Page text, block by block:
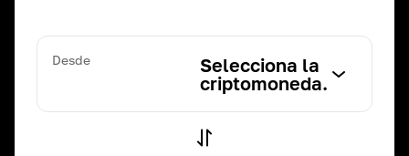
Desde
Selecciona la
criptomoneda.